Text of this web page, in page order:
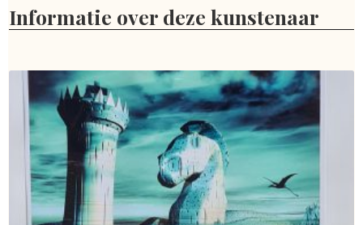
Informatie over deze kunstenaar